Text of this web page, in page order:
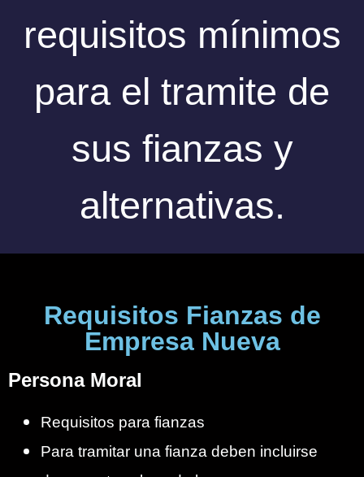
requisitos mínimos
para el tramite de
sus fianzas y
alternativas.
Requisitos Fianzas de
Empresa Nueva
Persona Moral
Requisitos para fianzas
Para tramitar una fianza deben incluirse